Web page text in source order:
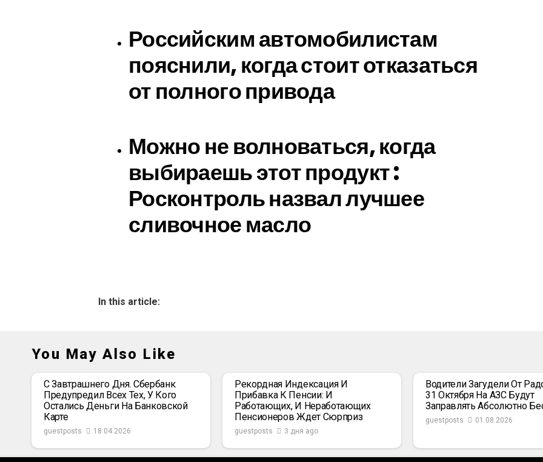
Российским автомобилистам
пояснили, когда стоит отказаться
от полного привода
Можно не волноваться, когда
выбираешь этот продукт :
Росконтроль назвал лучшее
сливочное масло
In this article:
You May Also Like
С Завтрашнего Дня. Сбербанк
Предупредил Всех Тех, У Кого
Остались Деньги На Банковской
Карте
guestposts 18.04.2026
Рекордная Индексация И
Прибавка К Пенсии: И
Работающих, И Неработающих
Пенсионеров Ждет Сюрприз
guestposts 3 дня ago
Водители Загудели От
31 Октября На АЗС Будут
Заправлять Абсолютно
guestposts 01.08.2026